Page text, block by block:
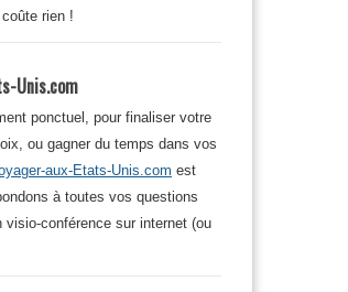
rien !
Unis.com
ponctuel, pour finaliser votre
ou gagner du temps dans vos
aux-Etats-Unis.com est
à toutes vos questions
visio-conférence sur internet (ou